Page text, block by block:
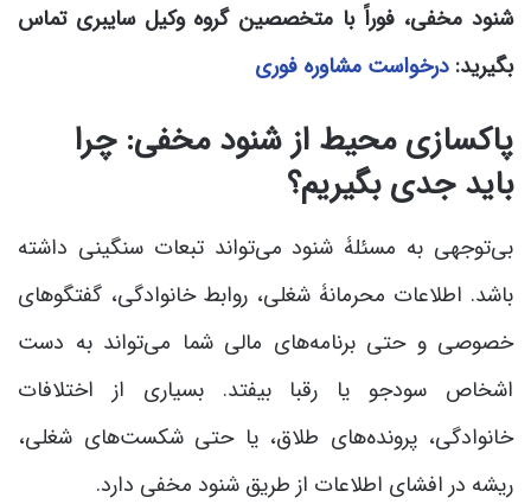
شنود مخفی، فوراً با متخصصین گروه وکیل سایبری تماس
بگیرید: درخواست مشاوره فوری
پاکسازی محیط از شنود مخفی: چرا
باید جدی بگیریم؟
بی‌توجهی به مسئلۀ شنود می‌تواند تبعات سنگینی داشته
باشد. اطلاعات محرمانۀ شغلی، روابط خانوادگی، گفتگوهای
خصوصی و حتی برنامه‌های مالی شما می‌تواند به دست
اشخاص سودجو یا رقبا بیفتد. بسیاری از اختلافات
خانوادگی، پرونده‌های طلاق، یا حتی شکست‌های شغلی،
ریشه در افشای اطلاعات از طریق شنود مخفی دارد.